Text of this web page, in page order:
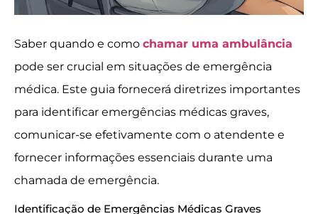
Saber quando e como chamar uma ambulância
pode ser crucial em situações de emergência
médica. Este guia fornecerá diretrizes importantes
para identificar emergências médicas graves,
comunicar-se efetivamente com o atendente e
fornecer informações essenciais durante uma
chamada de emergência.
Identificação de Emergências Médicas Graves